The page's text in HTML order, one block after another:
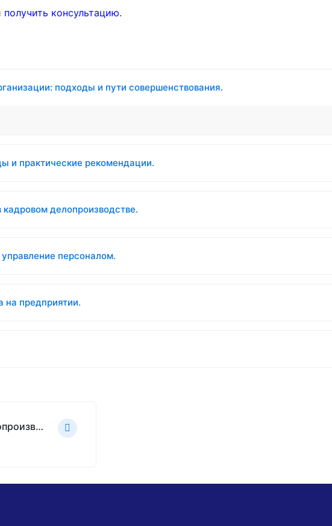
консультацию.
подходы и пути совершенствования.
и практические рекомендации.
делопроизводстве.
персоналом.
на предприятии.
УП 40 ч Курс Управление персоналом и кадровое делопроизводство.pdf